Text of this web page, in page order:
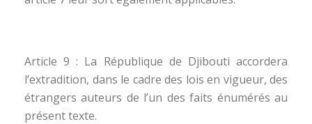
Article 9 : La République de Djibouti accordera
l’extradition, dans le cadre des lois en vigueur, des
étrangers auteurs de l’un des faits énumérés au
présent texte.